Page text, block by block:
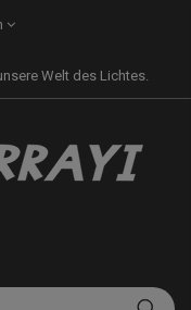
Welt des Lichtes.